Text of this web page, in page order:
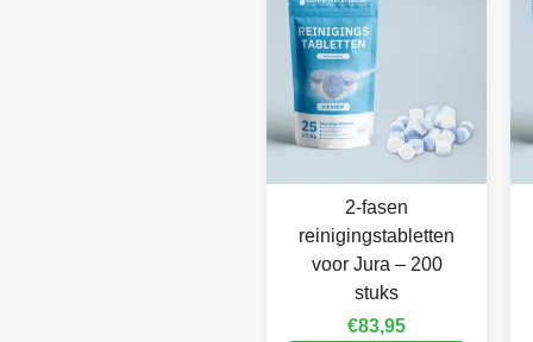
2-fasen
reinigingstabletten
voor Jura – 200
stuks
€83,95